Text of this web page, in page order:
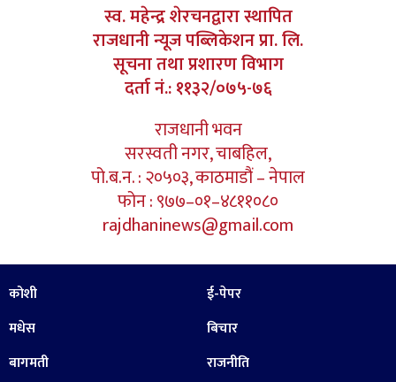
स्व. महेन्द्र शेरचनद्वारा स्थापित
राजधानी न्यूज पब्लिकेशन प्रा. लि.
सूचना तथा प्रशारण विभाग
दर्ता नं.: ११३२/०७५-७६
राजधानी भवन
सरस्वती नगर, चाबहिल,
पो.ब.न. : २०५०३, काठमाडौं – नेपाल
फोन : ९७७–०१–४८११०८०
rajdhaninews@gmail.com
कोशी
मधेस
बागमती
ई-पेपर
बिचार
राजनीति